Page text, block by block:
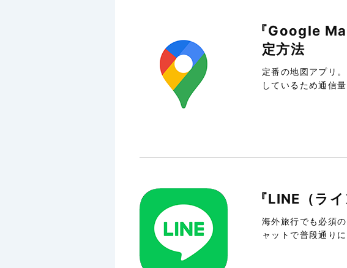
『Google
定方法
定番の地図アプリ
しているため通信
『LINE（ラ
海外旅行でも必須
ャットで普段通り